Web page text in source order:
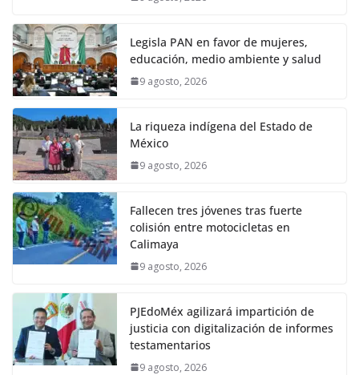
Legisla PAN en favor de mujeres,
educación, medio ambiente y salud
9 agosto, 2026
La riqueza indígena del Estado de
México
9 agosto, 2026
Fallecen tres jóvenes tras fuerte
colisión entre motocicletas en
Calimaya
9 agosto, 2026
PJEdoMéx agilizará impartición de
justicia con digitalización de informes
testamentarios
9 agosto, 2026